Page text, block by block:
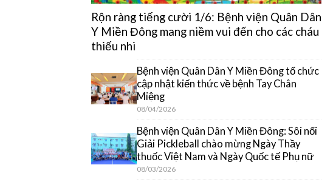
Rộn ràng tiếng cười 1/6: Bệnh viện Quân Dân
Y Miền Đông mang niềm vui đến cho các cháu
thiếu nhi
Bệnh viện Quân Dân Y Miền Đông tổ chức
cập nhật kiến thức về bệnh Tay Chân
Miệng
08/04/2026
Bệnh viện Quân Dân Y Miền Đông: Sôi nổi
Giải Pickleball chào mừng Ngày Thầy
thuốc Việt Nam và Ngày Quốc tế Phụ nữ
08/03/2026